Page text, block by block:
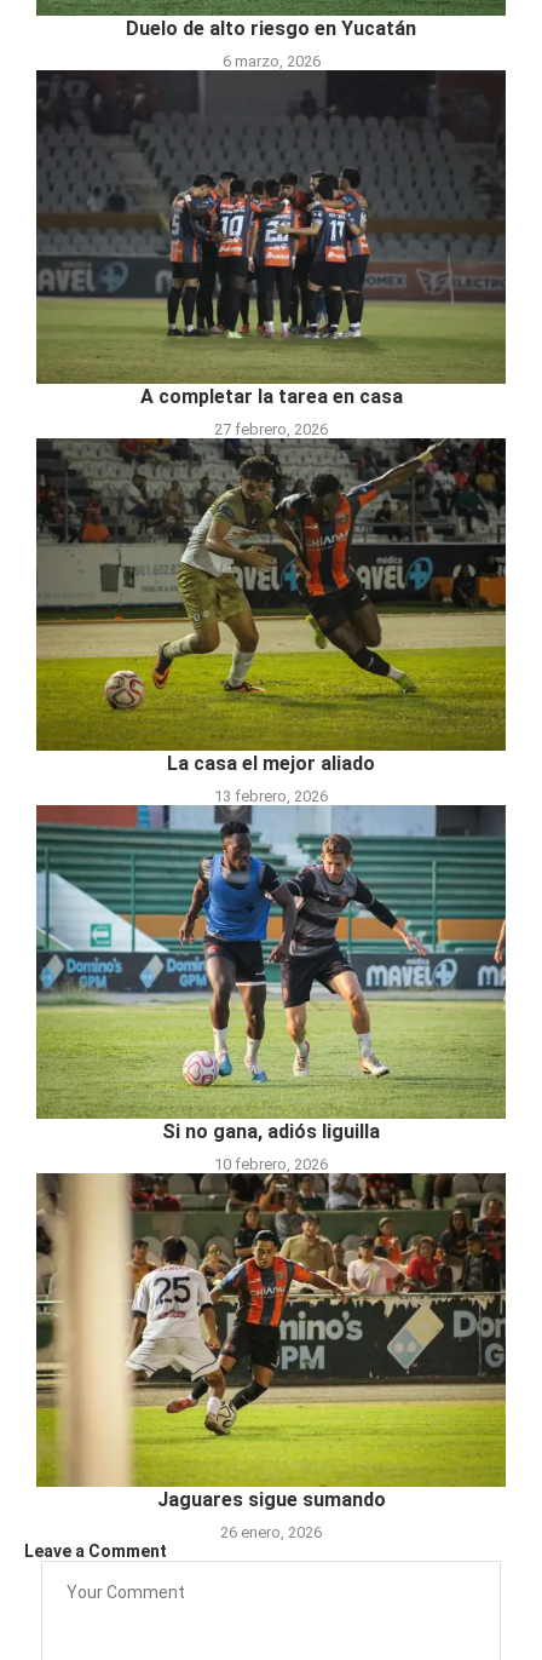
Duelo de alto riesgo en Yucatán
6 marzo, 2026
A completar la tarea en casa
27 febrero, 2026
La casa el mejor aliado
13 febrero, 2026
Si no gana, adiós liguilla
10 febrero, 2026
Jaguares sigue sumando
26 enero, 2026
Leave a Comment